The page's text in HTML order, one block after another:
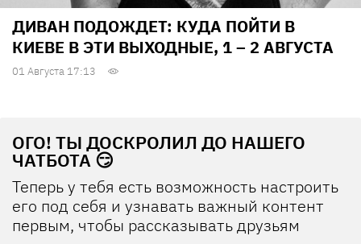
ДИВАН ПОДОЖДЕТ: КУДА ПОЙТИ В
КИЕВЕ В ЭТИ ВЫХОДНЫЕ, 1 – 2 АВГУСТА
01 Августа 17:13
ОГО! ТЫ ДОСКРОЛИЛ ДО НАШЕГО
ЧАТБОТА 😏
Теперь у тебя есть возможность настроить
его под себя и узнавать важный контент
первым, чтобы рассказывать друзьям